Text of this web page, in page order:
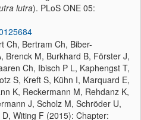
lutra). PLoS ONE 05:
Ch, Bertram Ch, Biber-
Brenck M, Burkhard B, Förster J,
Ch, Ibisch P L, Kaphengst T,
S, Kreft S, Kühn I, Marquard E,
K, Reckermann M, Rehdanz K,
J, Scholz M, Schröder U,
Witing F (2015): Chapter: